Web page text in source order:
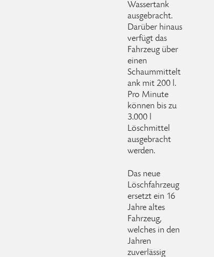
Wassertank
ausgebracht.
Darüber hinaus
verfügt das
Fahrzeug über
einen
Schaummittelt
ank mit 200 l.
Pro Minute
können bis zu
3.000 l
Löschmittel
ausgebracht
werden.
Das neue
Löschfahrzeug
ersetzt ein 16
Jahre altes
Fahrzeug,
welches in den
Jahren
zuverlässig